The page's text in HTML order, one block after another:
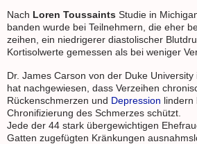
Nach Loren Toussaints Studie in
banden wurde bei Teilnehmern, die eher
zeihen, ein niedrigerer diastolischer
Kortisolwerte gemessen als bei weniger
Dr. James Carson von der Duke University
hat nachgewiesen, dass Verzeihen
Rückenschmerzen und Depression lindern
Chronifizierung des Schmerzes schützt.
Jede der 44 stark übergewichtigen
Gatten zugefügten Kränkungen